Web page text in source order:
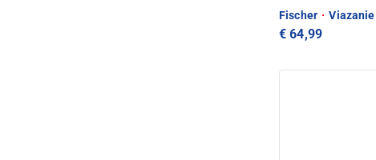
Fischer ·
€ 64,99